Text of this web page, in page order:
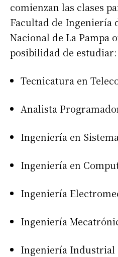
comienzan las clases
Facultad de Ingeniería
Nacional de La Pampa
posibilidad de estudiar:
Tecnicatura en
Analista
Ingeniería en
Ingeniería en
Ingeniería
Ingeniería
Ingeniería Industrial